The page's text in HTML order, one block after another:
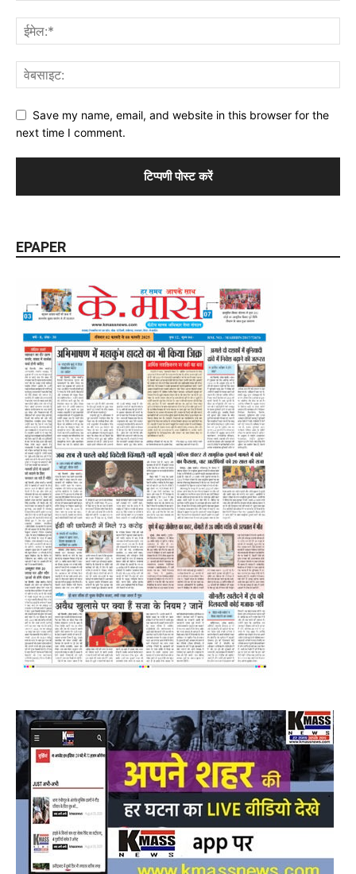
Save my name, email, and website in this browser for the
next time I comment.
EPAPER